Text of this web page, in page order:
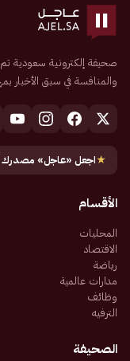
والمنافسة في سبق الأخبار
★اجعل «عاجل» مصدرك
الأقسام
المحليات
الاقتصاد
رياضة
مدارات عالمية
وظائف
الترفيه
الصحيفة